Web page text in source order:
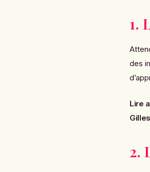
1.
des
Lire
2.